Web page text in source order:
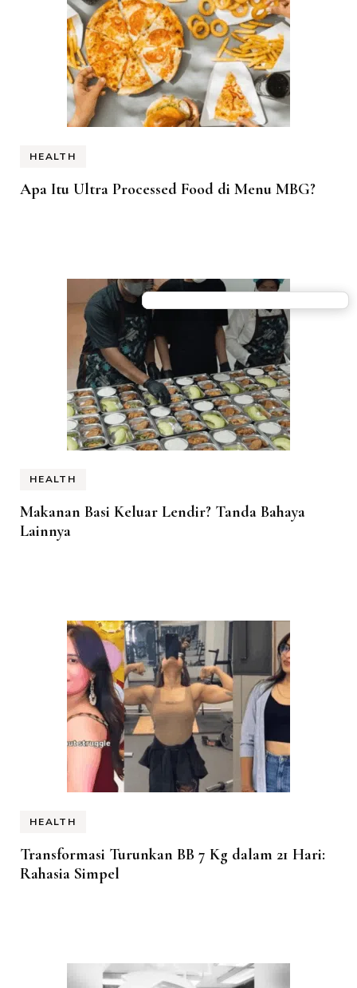
HEALTH
Apa Itu Ultra Processed Food di Menu MBG?
HEALTH
Makanan Basi Keluar Lendir? Tanda Bahaya
Lainnya
HEALTH
Transformasi Turunkan BB 7 Kg dalam 21 Hari:
Rahasia Simpel